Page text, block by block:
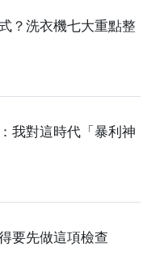
？洗衣機七大重點整
我對這時代「暴利神
要先做這項檢查